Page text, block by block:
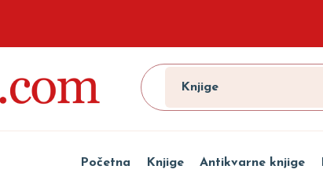
Knjige
Početna Knjige Antikvarne knjige